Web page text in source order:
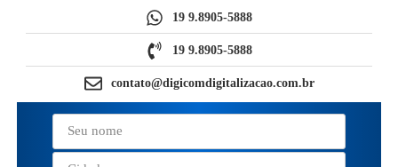
19 9.8905-5888
19 9.8905-5888
contato@digicomdigitalizacao.com.br